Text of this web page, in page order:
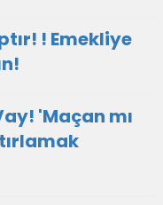
! Emekliye
'Maçan mı